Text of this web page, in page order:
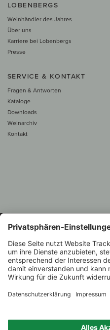
LOBENBERGS
Weinhändler des Jahres
Über uns
Karriere bei Lobenbergs
Presse
SERVICE & KONTAKT
Fragen & Antworten
Kataloge
Downloads
Weinarchiv
Kontakt
1.000 Winzer –
Über 7.000 Weine